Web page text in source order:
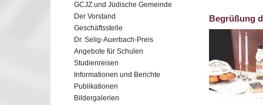
GCJZ und Jüdische Gemeinde
Der Vorstand
Geschäftsstelle
Dr. Selig-Auerbach-Preis
Angebote für Schulen
Studienreisen
Informationen und Berichte
Publikationen
Bildergalerien
Begrüßung